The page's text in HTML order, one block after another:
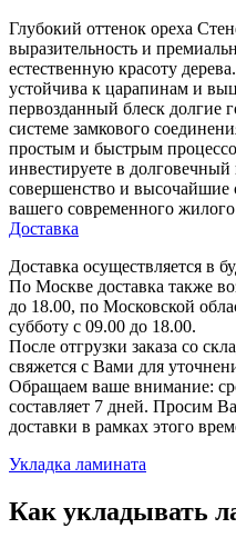
Глубокий оттенок ореха
выразительность и
естественную красоту
устойчива к царапинам и
первозданный блеск долгие
системе замкового
простым и быстрым
инвестируете в долговечный
совершенство и высочайшие
вашего современного жилого
Доставка
Доставка осуществляется в
По Москве доставка также
до 18.00, по Московской
субботу с 09.00 до 18.00.
После отгрузки заказа со
свяжется с Вами для
Обращаем ваше внимание:
составляет 7 дней. Просим
доставки в рамках этого
Укладка ламината
Как укладывать